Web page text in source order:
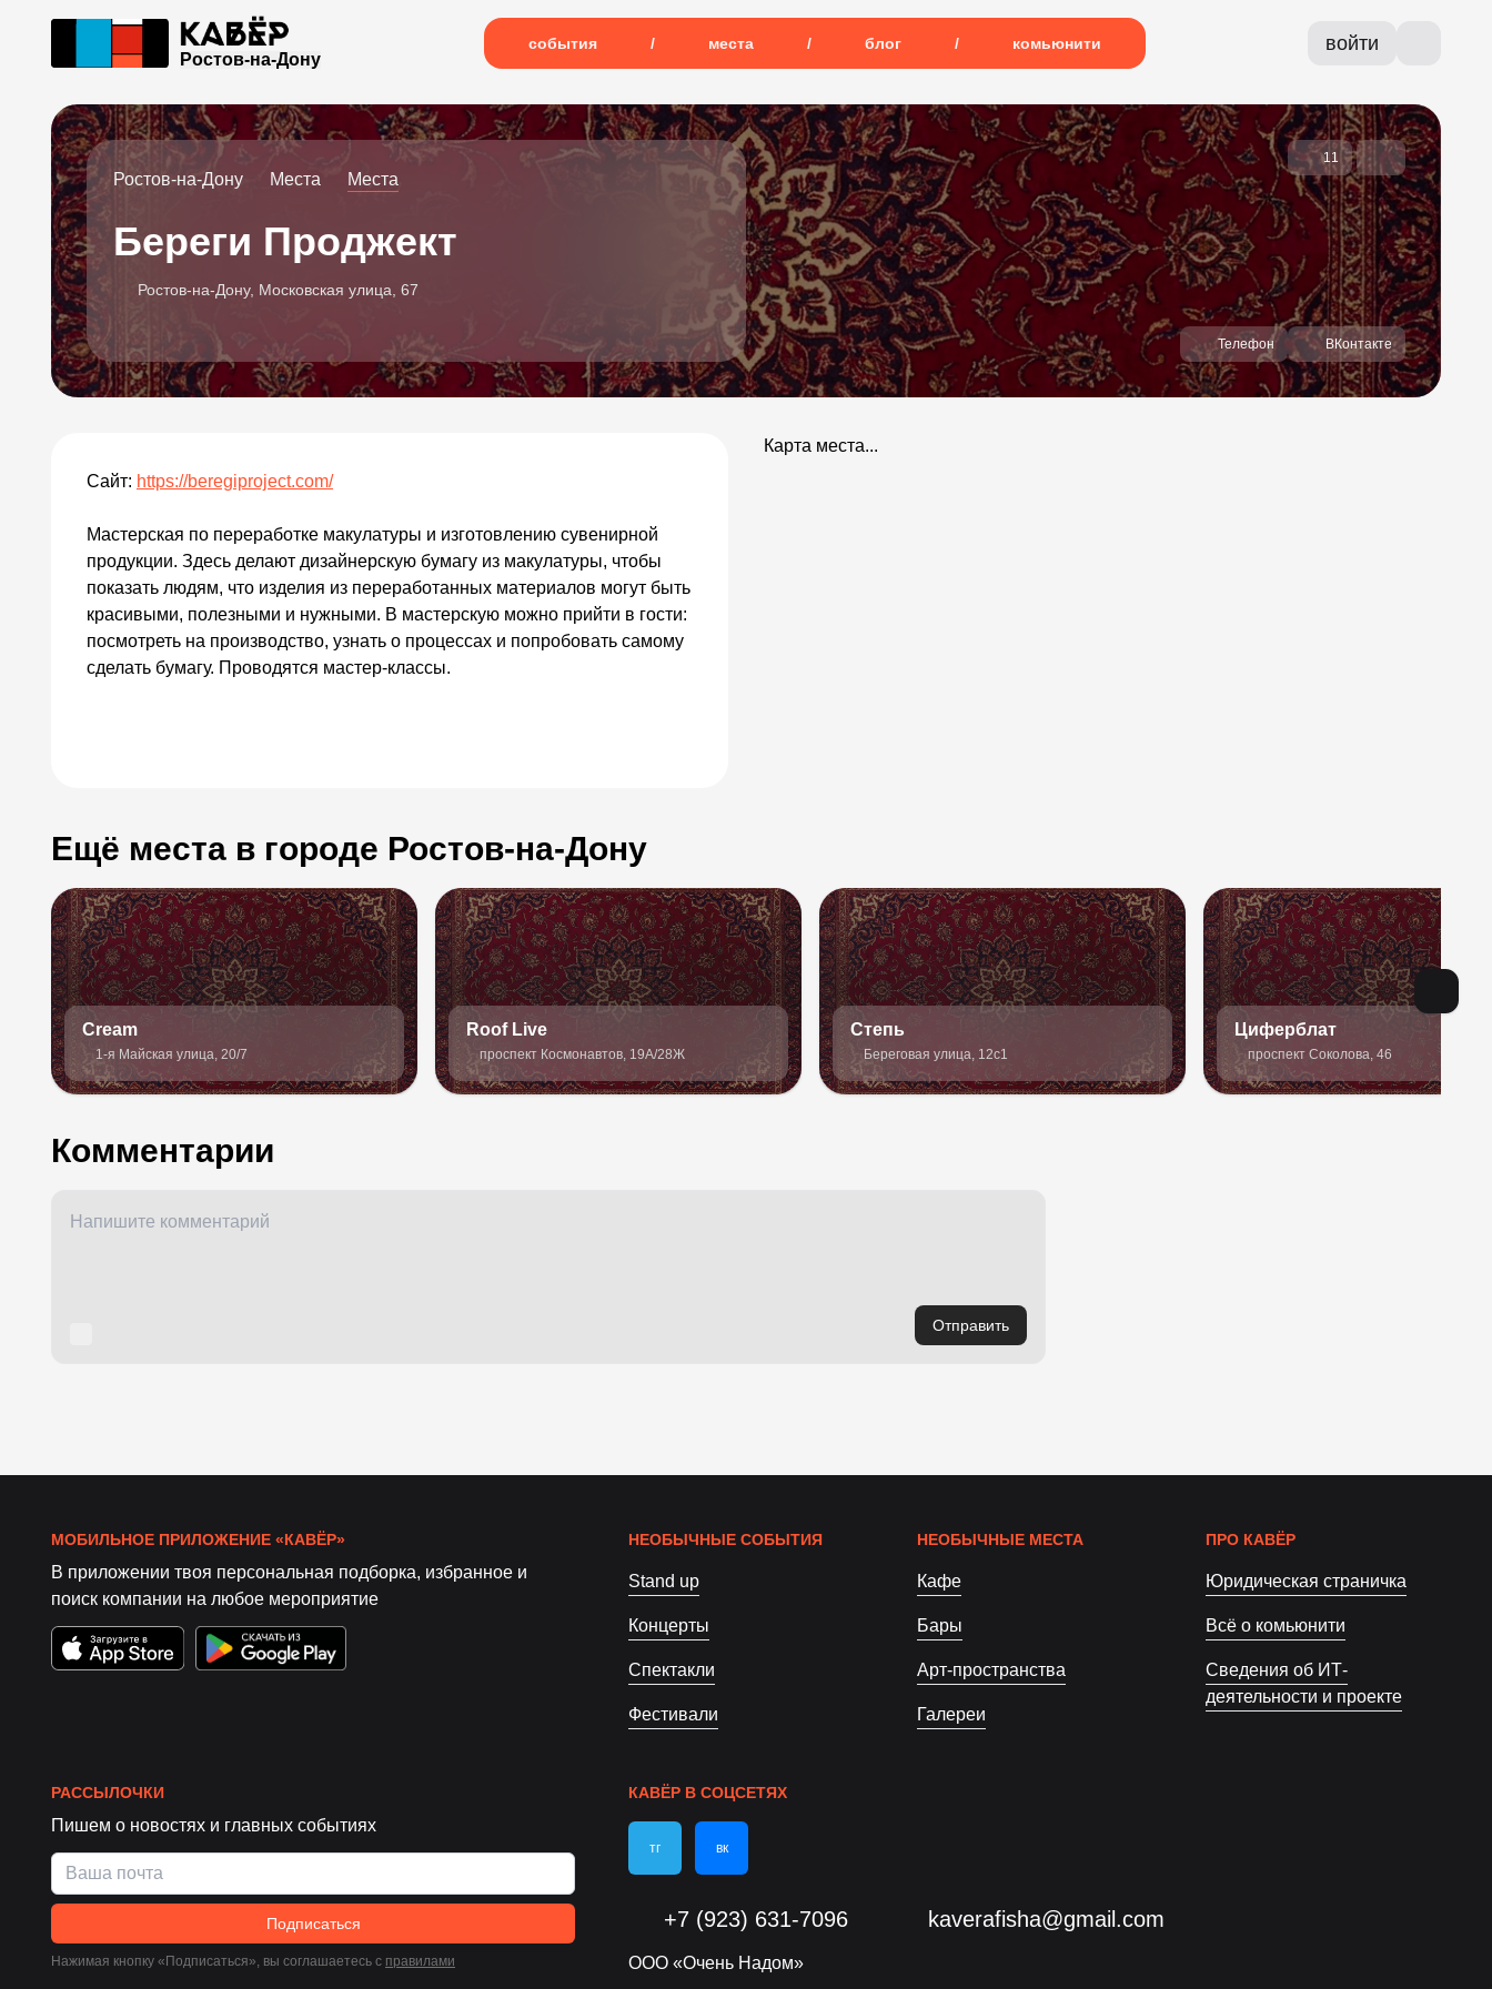
Ростов-на-Дону
события / места / блог / комьюнити войти
11
Ростов-на-Дону Места Места
Береги Проджект
Ростов-на-Дону, Московская улица, 67
Телефон ВКонтакте
Сайт: https://beregiproject.com/
Мастерская по переработке макулатуры и изготовлению сувенирной
продукции. Здесь делают дизайнерскую бумагу из макулатуры, чтобы
показать людям, что изделия из переработанных материалов могут быть
красивыми, полезными и нужными. В мастерскую можно прийти в гости:
посмотреть на производство, узнать о процессах и попробовать самому
сделать бумагу. Проводятся мастер-классы.
Карта места...
Ещё места в городе Ростов-на-Дону
Cream
1-я Майская улица, 20/7
Roof Live
проспект Космонавтов, 19А/28Ж
Степь
Береговая улица, 12с1
Циферблат
проспект Соколова, 46
Комментарии
Отправить
МОБИЛЬНОЕ ПРИЛОЖЕНИЕ «КАВЁР»
В приложении твоя персональная подборка, избранное и
поиск компании на любое мероприятие
НЕОБЫЧНЫЕ СОБЫТИЯ
Stand up
Концерты
Спектакли
Фестивали
НЕОБЫЧНЫЕ МЕСТА
Кафе
Бары
Арт-пространства
Галереи
ПРО КАВЁР
Юридическая страничка
Всё о комьюнити
Сведения об ИТ-
деятельности и проекте
РАССЫЛОЧКИ
Пишем о новостях и главных событиях
Подписаться
Нажимая кнопку «Подписаться», вы соглашаетесь c правилами
КАВЁР В СОЦСЕТЯХ
тг вк
+7 (923) 631-7096 kaverafisha@gmail.com
ООО «Очень Надом»